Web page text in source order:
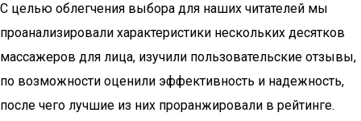
С целью облегчения выбора для наших читателей мы
проанализировали характеристики нескольких десятков
массажеров для лица, изучили пользовательские отзывы,
по возможности оценили эффективность и надежность,
после чего лучшие из них проранжировали в рейтинге.